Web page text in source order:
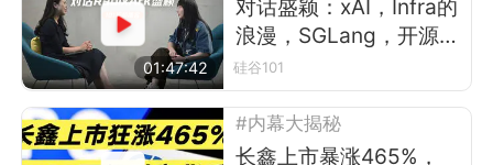
01:47:42
对话盛颖：xAI，Infra的
浪漫，SGLang，开源，
平权与“甄嬛传”
硅谷101
#内幕大揭秘
长鑫上市暴涨465%，